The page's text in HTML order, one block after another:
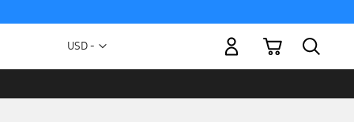
Moneda
USD -
Mi carrito